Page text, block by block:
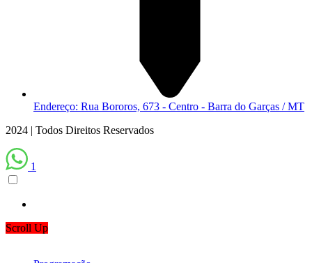
Endereço: Rua Bororos, 673 - Centro - Barra do Garças / MT
2024 | Todos Direitos Reservados
1
Scroll Up